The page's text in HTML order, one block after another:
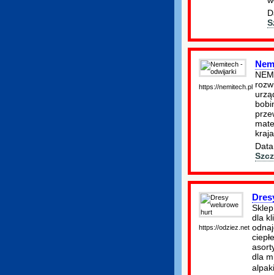
https://nemitech.pl
https://odziez.net
dla
dla